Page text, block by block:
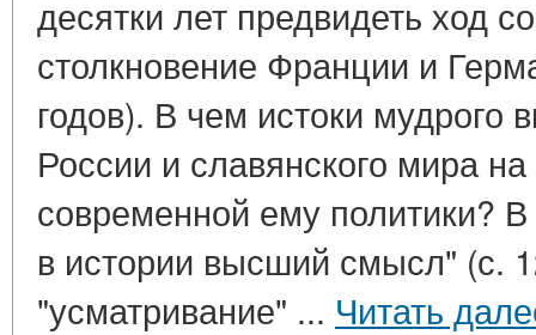
десятки лет предвидеть ход
столкновение Франции и
годов). В чем истоки мудрого
России и славянского мира
современной ему политики?
в истории высший смысл" (с.
"усматривание" ... Читать